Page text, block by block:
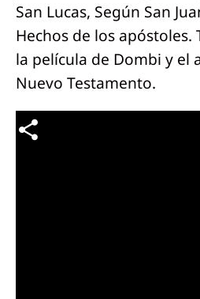
San Lucas, Según San
Hechos de los
la película de Dombi y el
Nuevo Testamento.